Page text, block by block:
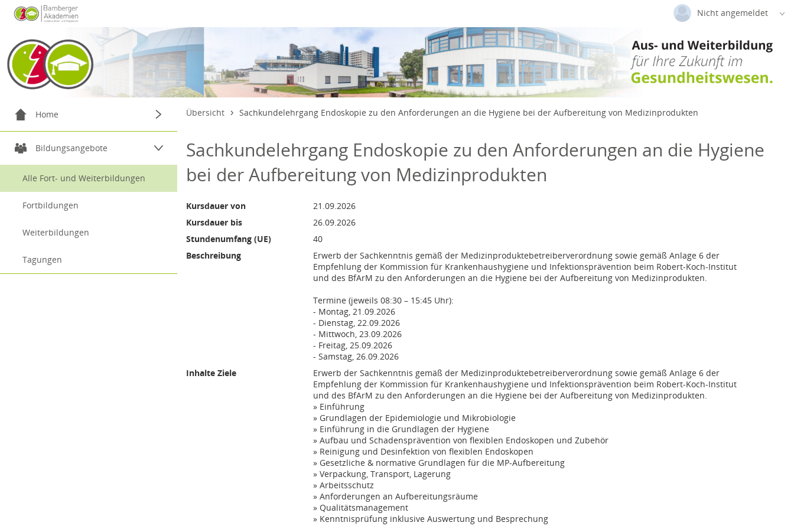
Nicht angemeldet
Login
Versionsnummer: 2026.2.04.63526
Home
Willkommen
Bildungsangebote
Alle Fort- und Weiterbildungen
Fortbildungen
Weiterbildungen
Tagungen
Übersicht Sachkundelehrgang Endoskopie zu den Anforderungen an die Hygiene bei der Aufbereitung von Medizinprodukten
Sachkundelehrgang Endoskopie zu den Anforderungen an die Hygiene
bei der Aufbereitung von Medizinprodukten
Datentabelle mit 1 Zeilen und 14 Spalten
Kursdauer von 21.09.2026, 00:00:00 Koordinierte Weltzeit
21.09.2026
Kursdauer bis
26.09.2026, 00:00:00 Koordinierte Weltzeit
26.09.2026
Stundenumfang (UE)
40
Beschreibung
Erwerb der Sachkenntnis gemäß der Medizinproduktebetreiberverordnung sowie gemäß Anlage 6 der
Empfehlung der Kommission für Krankenhaushygiene und Infektionsprävention beim Robert-Koch-Institut
und des BfArM zu den Anforderungen an die Hygiene bei der Aufbereitung von Medizinprodukten.
Termine (jeweils 08:30 – 15:45 Uhr):
- Montag, 21.09.2026
- Dienstag, 22.09.2026
- Mittwoch, 23.09.2026
- Freitag, 25.09.2026
- Samstag, 26.09.2026
Inhalte Ziele
Erwerb der Sachkenntnis gemäß der Medizinproduktebetreiberverordnung sowie gemäß Anlage 6 der
Empfehlung der Kommission für Krankenhaushygiene und Infektionsprävention beim Robert-Koch-Institut
und des BfArM zu den Anforderungen an die Hygiene bei der Aufbereitung von Medizinprodukten.
» Einführung
» Grundlagen der Epidemiologie und Mikrobiologie
» Einführung in die Grundlagen der Hygiene
» Aufbau und Schadensprävention von flexiblen Endoskopen und Zubehör
» Reinigung und Desinfektion von flexiblen Endoskopen
» Gesetzliche & normative Grundlagen für die MP-Aufbereitung
» Verpackung, Transport, Lagerung
» Arbeitsschutz
» Anforderungen an Aufbereitungsräume
» Qualitätsmanagement
» Kenntnisprüfung inklusive Auswertung und Besprechung
20. September bis 25. September 2026